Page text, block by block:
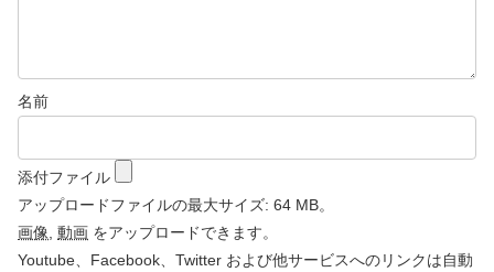
名前
添付ファイル
アップロードファイルの最大サイズ: 64 MB。
画像 動画 をアップロードできます。
Youtube、Facebook、Twitter および他サービスへのリンクは自動